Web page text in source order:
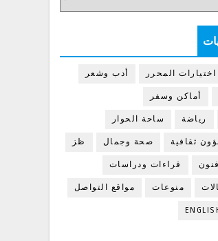
اختيارات المحرر أدب وشعر
أماكن وسفر
رياضة ساحة الحوار
ثقافية صحة وجمال ظز
فنون قراءات ودراسات
منوعات مواقع التواصل